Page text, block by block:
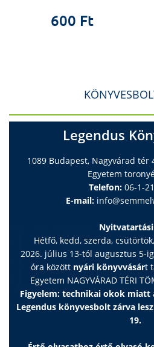
600 Ft
Legendus
1089 Budapest, Nagyvárad tér
Egyetem
Telefon: 06-1-
E-mail:
Hétfő, kedd, szerda,
2026. július 13-tól augusztus 5-
óra között nyári könyvvásárt
Egyetem NAGYVÁRAD TÉRI
Figyelem: technikai okok miatt
Legendus könyvesbolt zárva
19.